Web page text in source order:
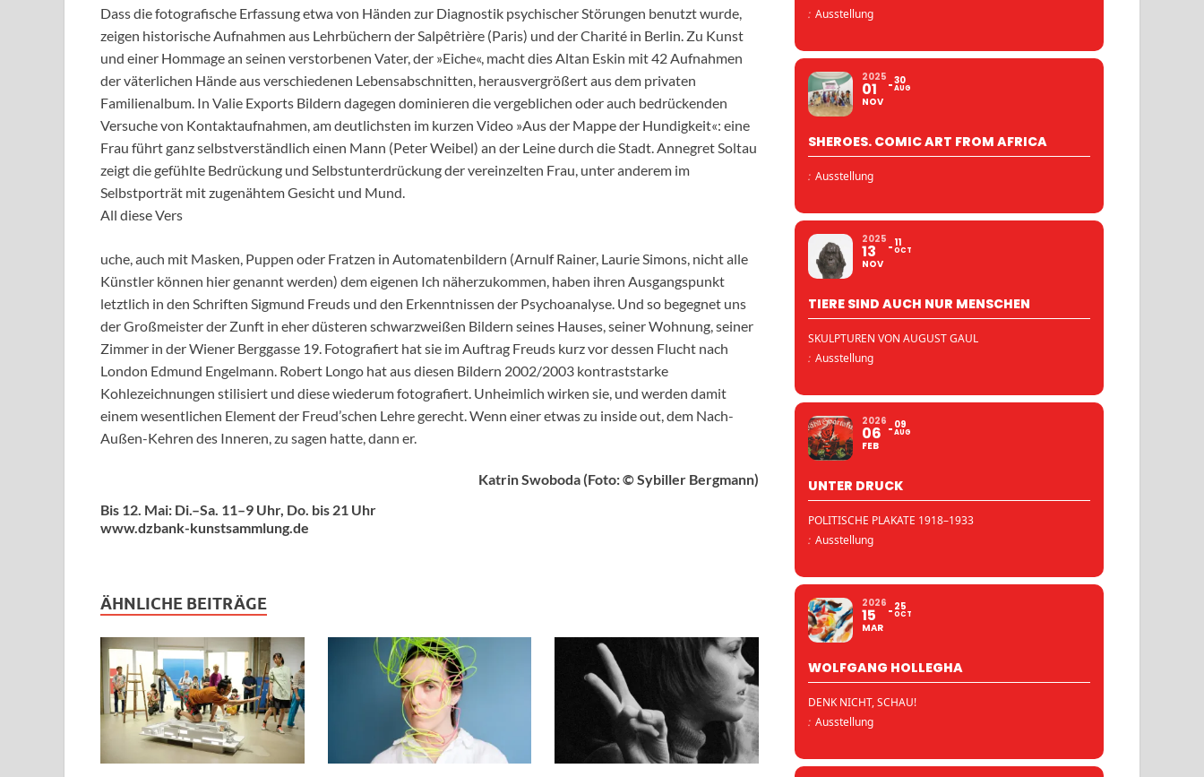
Dass die fotografische Erfassung etwa von Händen zur Diagnostik psychischer Störungen benutzt wurde,
zeigen historische Aufnahmen aus Lehrbüchern der Salpêtrière (Paris) und der Charité in Berlin. Zu Kunst
und einer Hommage an seinen verstorbenen Vater, der »Eiche«, macht dies Altan Eskin mit 42 Aufnahmen
der väterlichen Hände aus verschiedenen Lebensabschnitten, herausvergrößert aus dem privaten
Familienalbum. In Valie Exports Bildern dagegen dominieren die vergeblichen oder auch bedrückenden
Versuche von Kontaktaufnahmen, am deutlichsten im kurzen Video »Aus der Mappe der Hundigkeit«: eine
Frau führt ganz selbstverständlich einen Mann (Peter Weibel) an der Leine durch die Stadt. Annegret Soltau
zeigt die gefühlte Bedrückung und Selbstunterdrückung der vereinzelten Frau, unter anderem im
Selbstporträt mit zugenähtem Gesicht und Mund.
All diese Vers
uche, auch mit Masken, Puppen oder Fratzen in Automatenbildern (Arnulf Rainer, Laurie Simons, nicht alle
Künstler können hier genannt werden) dem eigenen Ich näherzukommen, haben ihren Ausgangspunkt
letztlich in den Schriften Sigmund Freuds und den Erkenntnissen der Psychoanalyse. Und so begegnet uns
der Großmeister der Zunft in eher düsteren schwarzweißen Bildern seines Hauses, seiner Wohnung, seiner
Zimmer in der Wiener Berggasse 19. Fotografiert hat sie im Auftrag Freuds kurz vor dessen Flucht nach
London Edmund Engelmann. Robert Longo hat aus diesen Bildern 2002/2003 kontraststarke
Kohlezeichnungen stilisiert und diese wiederum fotografiert. Unheimlich wirken sie, und werden damit
einem wesentlichen Element der Freud’schen Lehre gerecht. Wenn einer etwas zu inside out, dem Nach-
Außen-Kehren des Inneren, zu sagen hatte, dann er.
Katrin Swoboda (Foto: © Sybiller Bergmann)
Bis 12. Mai: Di.–Sa. 11–9 Uhr, Do. bis 21 Uhr
www.dzbank-kunstsammlung.de
ÄHNLICHE BEITRÄGE
: Ausstellung
2025
01
NOV
30
AUG
SHEROES. COMIC ART FROM AFRICA
: Ausstellung
2025
13
NOV
11
OCT
TIERE SIND AUCH NUR MENSCHEN
SKULPTUREN VON AUGUST GAUL
: Ausstellung
2026
06
FEB
09
AUG
UNTER DRUCK
POLITISCHE PLAKATE 1918–1933
: Ausstellung
2026
15
MAR
25
OCT
WOLFGANG HOLLEGHA
DENK NICHT, SCHAU!
: Ausstellung